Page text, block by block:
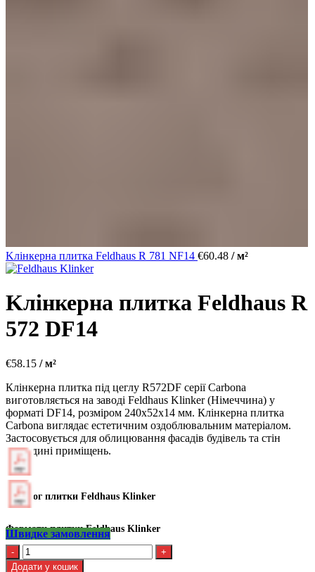
Kлінкерна плитка Feldhaus R 781 NF14 €60.48 / м²
Kлінкерна плитка Feldhaus R
572 DF14
€58.15 / м²
Клінкерна плитка під цеглу R572DF серії Carbona
виготовляється на заводі Feldhaus Klinker (Німеччина) у
форматі DF14, розміром 240х52х14 мм. Клінкерна плитка
Carbona виглядає естетичним оздоблювальним матеріалом.
Застосовується для облицювання фасадів будівель та стін
усередині приміщень.
Каталог плитки Feldhaus Klinker
Формати плитки Feldhaus Klinker
Швидке замовлення
Kлінкерна
плитка
Додати у кошик